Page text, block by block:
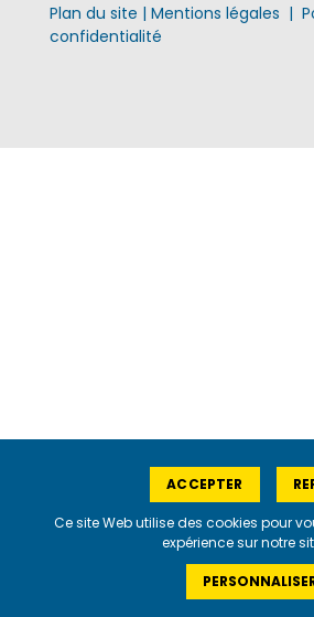
Plan du site | Mentions légales |
confidentialité
Ce site Web utilise des cookies pour
expérience sur notre
ACCEPTER